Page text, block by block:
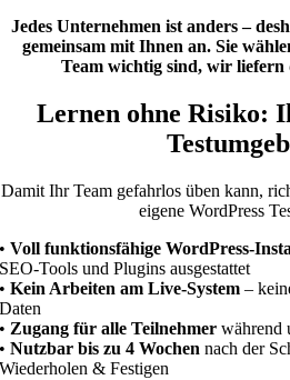
Jedes Unternehmen ist anders –
gemeinsam mit Ihnen an. Sie
Team wichtig sind, wir liefern
Lernen ohne Risiko:
Damit Ihr Team gefahrlos üben kann,
eigene WordPress
•Voll funktionsfähige WordPress-
SEO-Tools und Plugins ausgestattet
•Kein Arbeiten am Live-System –
Daten
• Zugang für alle Teilnehmer während
•Nutzbar bis zu 4 Wochen nach der
Wiederholen & Festigen